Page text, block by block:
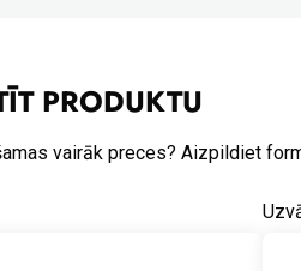
PRODUKTU
vairāk preces? Aizpildiet